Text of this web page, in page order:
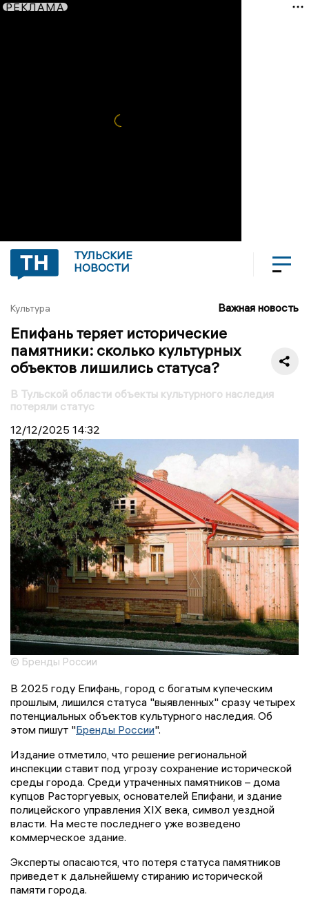
РЕКЛАМА
ТУЛЬСКИЕ
НОВОСТИ
Культура Важная новость
Епифань теряет исторические
памятники: сколько культурных
объектов лишились статуса?
В Тульской области объекты культурного наследия
потеряли статус
12/12/2025 14:32
© Бренды России
В 2025 году Епифань, город с богатым купеческим
прошлым, лишился статуса "выявленных" сразу четырех
потенциальных объектов культурного наследия. Об
этом пишут "Бренды России".
Издание отметило, что решение региональной
инспекции ставит под угрозу сохранение исторической
среды города. Среди утраченных памятников – дома
купцов Расторгуевых, основателей Епифани, и здание
полицейского управления XIX века, символ уездной
власти. На месте последнего уже возведено
коммерческое здание.
Эксперты опасаются, что потеря статуса памятников
приведет к дальнейшему стиранию исторической
памяти города.